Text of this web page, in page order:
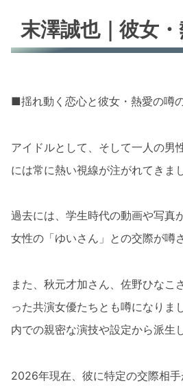
末澤誠也｜彼女
■揺れ動く恋心と彼女・熱愛の噂
アイドルとして、そして一人の男
には常に熱い視線が注がれてきまし
過去には、学生時代の動画や写真
女性の「ゆいさん」との交際が噂
また、秋元才加さん、佐野ひなこ
った共演女優たちとも噂になりま
内での親密な演技や設定から派生
2026年現在、彼に特定の交際相